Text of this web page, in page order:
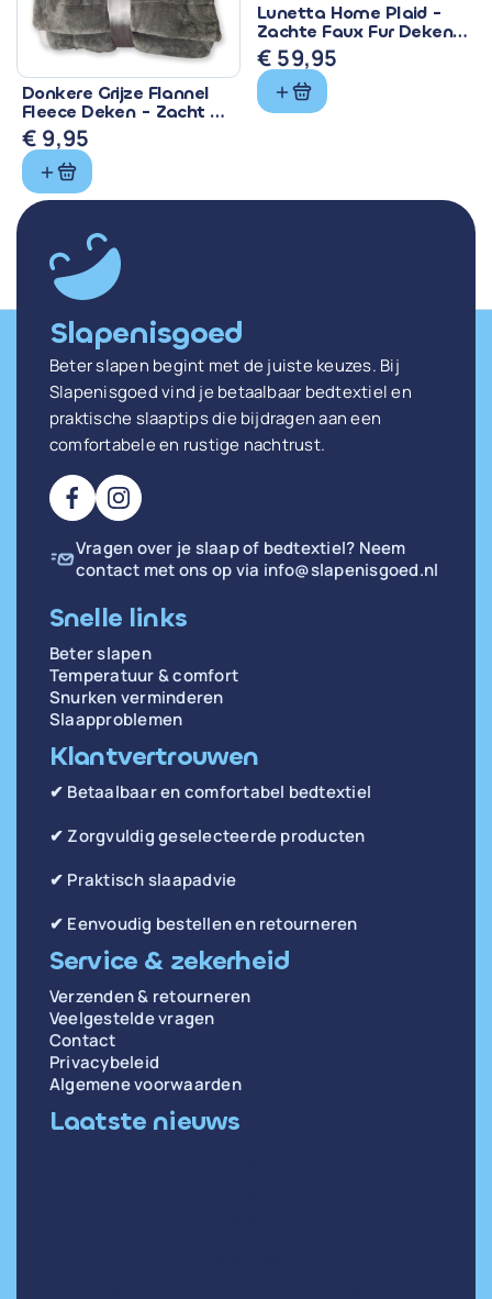
Donkere Grijze Flannel
Fleece Deken - Zacht &
Warm
€ 9,95
Lunetta Home Plaid -
Zachte Faux Fur Deken
150x200 cm
€ 59,95
Slapenisgoed
Beter slapen begint met de juiste keuzes. Bij
Slapenisgoed vind je betaalbaar bedtextiel en
praktische slaaptips die bijdragen aan een
comfortabele en rustige nachtrust.
Vragen over je slaap of bedtextiel? Neem
contact met ons op via info@slapenisgoed.nl
Snelle links
Beter slapen
Temperatuur & comfort
Snurken verminderen
Slaapproblemen
Klantvertrouwen
✔ Betaalbaar en comfortabel bedtextiel
✔ Zorgvuldig geselecteerde producten
✔ Praktisch slaapadvie
✔ Eenvoudig bestellen en retourneren
Service & zekerheid
Verzenden & retourneren
Veelgestelde vragen
Contact
Privacybeleid
Algemene voorwaarden
Laatste nieuws